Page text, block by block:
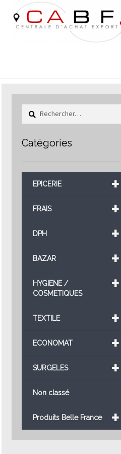
Aller
à
la
Aller
au
contenu
Rechercher :
Catégories
+
EPICERIE
+
FRAIS
+
DPH
+
BAZAR
+
HYGIENE /
COSMETIQUES
+
TEXTILE
+
ECONOMAT
+
SURGELES
Non classé
+
Produits Belle France